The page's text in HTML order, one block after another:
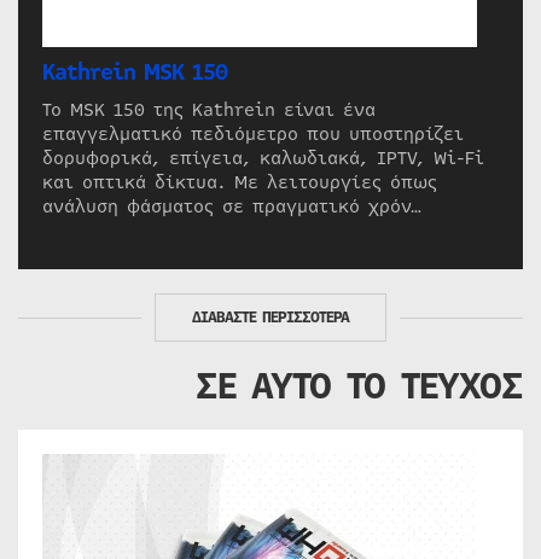
Kathrein MSK 150
Το MSK 150 της Kathrein είναι ένα
επαγγελματικό πεδιόμετρο που υποστηρίζει
δορυφορικά, επίγεια, καλωδιακά, IPTV, Wi-Fi
και οπτικά δίκτυα. Με λειτουργίες όπως
ανάλυση φάσματος σε πραγματικό χρόν…
ΔΙΑΒΑΣΤΕ ΠΕΡΙΣΣΟΤΕΡΑ
ΣΕ ΑΥΤΟ ΤΟ ΤΕΥΧΟΣ